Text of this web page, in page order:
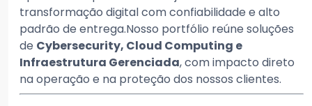
transformação digital com confiabilidade e alto
padrão de entrega.Nosso portfólio reúne soluções
de Cybersecurity, Cloud Computing e
Infraestrutura Gerenciada, com impacto direto
na operação e na proteção dos nossos clientes.